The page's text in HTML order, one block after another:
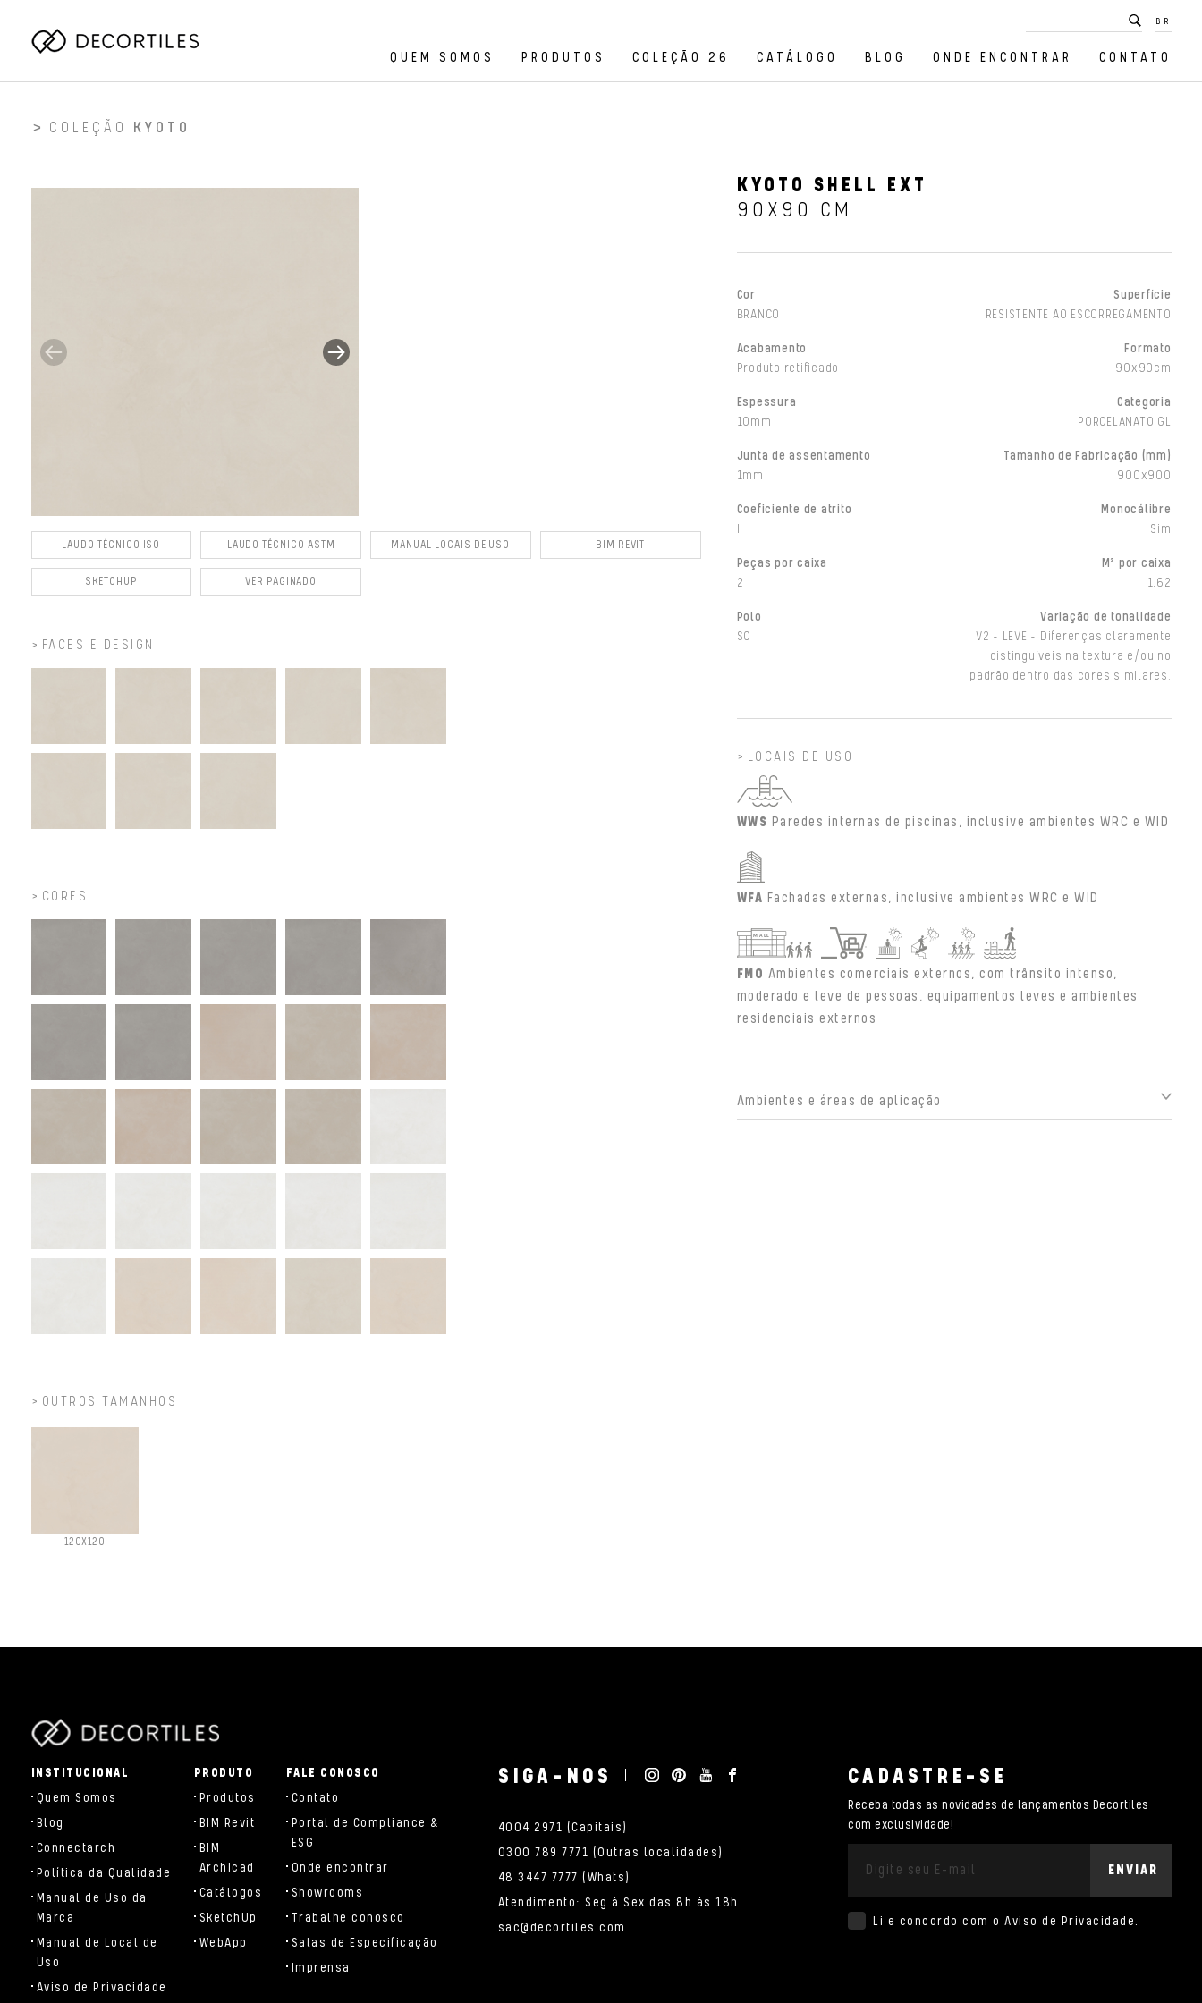
BR
QUEM SOMOS PRODUTOS COLEÇÃO 26 CATÁLOGO BLOG ONDE ENCONTRAR CONTATO
COLEÇÃO KYOTO
LAUDO TÉCNICO ISO LAUDO TÉCNICO ASTM MANUAL LOCAIS DE USO BIM REVIT
SKETCHUP VER PAGINADO
FACES E DESIGN
CORES
OUTROS TAMANHOS
120X120
KYOTO SHELL EXT
90X90 CM
Cor
BRANCO
Superfície
RESISTENTE AO ESCORREGAMENTO
Acabamento
Produto retificado
Formato
90x90cm
Espessura
10mm
Categoria
PORCELANATO GL
Junta de assentamento
1mm
Tamanho de Fabricação (mm)
900x900
Coeficiente de atrito
Monocálibre
Sim
Peças por caixa
2
M² por caixa
1,62
Polo
SC
Variação de tonalidade
V2 - LEVE - Diferenças claramente
distinguíveis na textura e/ou no
padrão dentro das cores similares.
LOCAIS DE USO
WWS Paredes internas de piscinas, inclusive ambientes WRC e WID
WFA Fachadas externas, inclusive ambientes WRC e WID
FMO Ambientes comerciais externos, com trânsito intenso,
moderado e leve de pessoas, equipamentos leves e ambientes
residenciais externos
Ambientes e áreas de aplicação
INSTITUCIONAL
Quem Somos
Blog
Connectarch
Política da Qualidade
Manual de Uso da
Marca
Manual de Local de
Uso
Aviso de Privacidade
PRODUTO
Produtos
BIM Revit
BIM
Archicad
Catálogos
SketchUp
WebApp
FALE CONOSCO
Contato
Portal de Compliance &
ESG
Onde encontrar
Showrooms
Trabalhe conosco
Salas de Especificação
Imprensa
SIGA-NOS
4004 2971 (Capitais)
0300 789 7771 (Outras localidades)
48 3447 7777 (Whats)
Atendimento: Seg à Sex das 8h às 18h
sac@decortiles.com
CADASTRE-SE
Receba todas as novidades de lançamentos Decortiles
com exclusividade!
ENVIAR
Li e concordo com o Aviso de Privacidade.